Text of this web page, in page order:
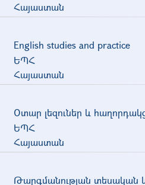
Հայաստան
English studies and practice
ԵՊՀ
Հայաստան
Օտար լեզուներ և
ԵՊՀ
Հայաստան
Թարգմանության տեսական